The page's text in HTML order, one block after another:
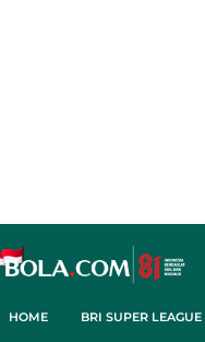
HOME BRI SUPER LEAGUE